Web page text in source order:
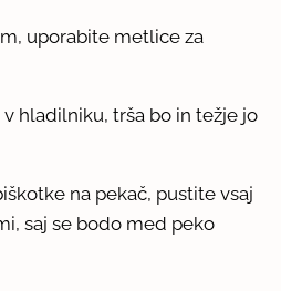
uporabite metlice za
hladilniku, trša bo in težje jo
na pekač, pustite vsaj
saj se bodo med peko